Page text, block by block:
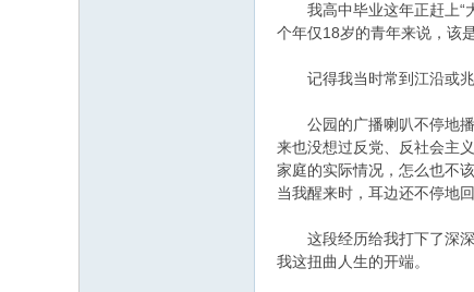
我高中毕业这年正赶上“大
个年仅18岁的青年来说，该
记得我当时常到江沿或兆
公园的广播喇叭不停地播
来也没想过反党、反社会主
家庭的实际情况，怎么也不
当我醒来时，耳边还不停地
这段经历给我打下了深深
我这扭曲人生的开端。